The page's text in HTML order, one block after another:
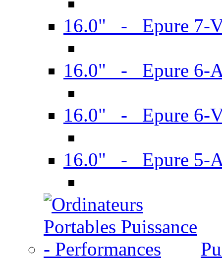
16.0" - Epure 7-
16.0" - Epure 6-
16.0" - Epure 6-
16.0" - Epure 5-